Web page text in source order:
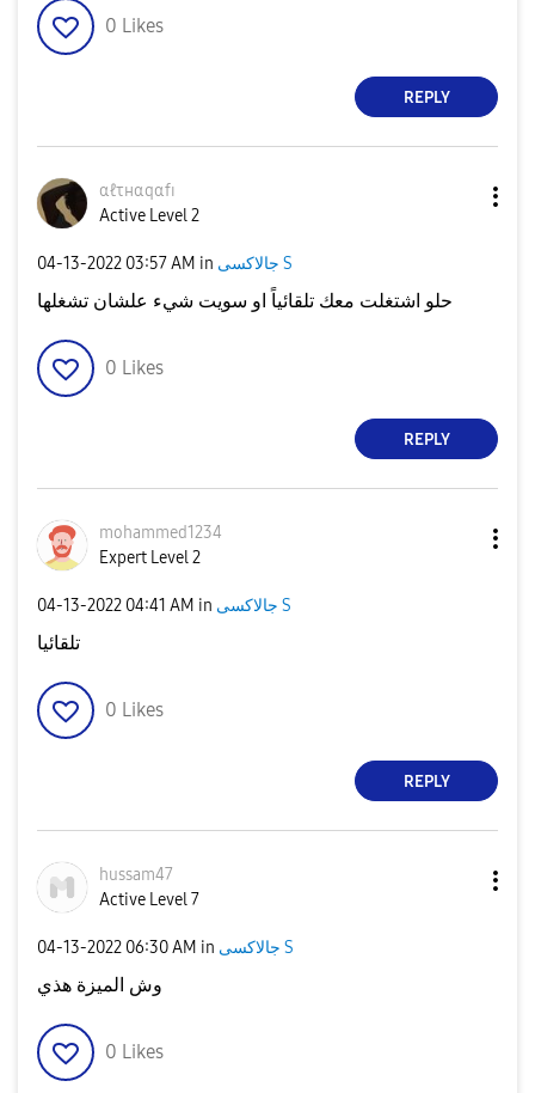
0 Likes
REPLY
αℓτнαqαfɪ
Active Level 2
‎04-13-2022 03:57 AM in جالاكسى S
حلو اشتغلت معك تلقائياً او سويت شيء علشان تشغلها
0 Likes
REPLY
mohammed1234
Expert Level 2
‎04-13-2022 04:41 AM in جالاكسى S
تلقائيا
0 Likes
REPLY
hussam47
Active Level 7
‎04-13-2022 06:30 AM in جالاكسى S
وش الميزة هذي
0 Likes